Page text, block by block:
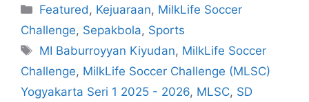
Featured, Kejuaraan, MilkLife Soccer
Challenge, Sepakbola, Sports
MI Baburroyyan Kiyudan, MilkLife Soccer
Challenge, MilkLife Soccer Challenge (MLSC)
Yogyakarta Seri 1 2025 - 2026, MLSC, SD